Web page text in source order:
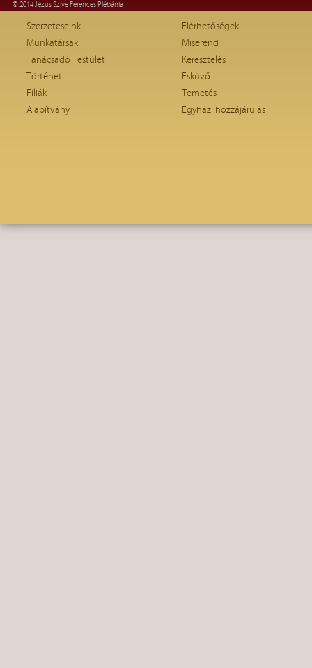
© 2014 Jézus Szíve Ferences Plébánia
Szerzeteseink
Munkatársak
Tanácsadó Testület
Történet
Fíliák
Alapítvány
Elérhetőségek
Miserend
Keresztelés
Esküvő
Temetés
Egyházi hozzájárulás